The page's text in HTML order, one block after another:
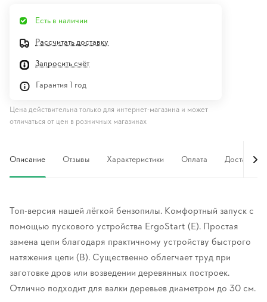
Есть в наличии
Рассчитать доставку
Запросить счёт
Гарантия 1 год
Цена действительна только для интернет-магазина и может
отличаться от цен в розничных магазинах
Описание Отзывы Характеристики Оплата Доставка
Топ-версия нашей лёгкой бензопилы. Комфортный запуск с
помощью пускового устройства ErgoStart (E). Простая
замена цепи благодаря практичному устройству быстрого
натяжения цепи (B). Существенно облегчает труд при
заготовке дров или возведении деревянных построек.
Отлично подходит для валки деревьев диаметром до 30 см.